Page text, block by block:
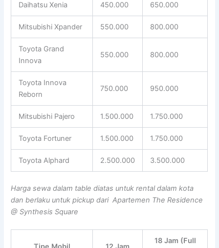
Daihatsu Xenia 450.000 650.000
Mitsubishi Xpander 550.000 800.000
Toyota Grand
Innova
550.000 800.000
Toyota Innova
Reborn
750.000 950.000
Mitsubishi Pajero 1.500.000 1.750.000
Toyota Fortuner 1.500.000 1.750.000
Toyota Alphard 2.500.000 3.500.000
Harga sewa dalam table diatas untuk rental dalam kota
dan berlaku untuk pickup dari Apartemen The Residence
@ Synthesis Square
18 Jam (Full